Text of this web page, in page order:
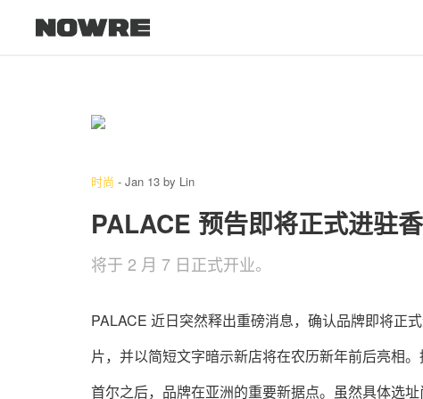
时尚 - Jan 13 by Lin
PALACE 预告即将正式进驻
将于 2 月 7 日正式开业。
PALACE 近日突然释出重磅消息，确认品牌即将正
片，并以简短文字暗示新店将在农历新年前后亮相
首尔之后，品牌在亚洲的重要新据点。虽然具体选